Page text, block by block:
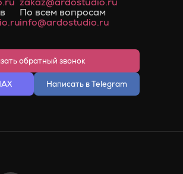
По всем вопросам
info@ardostudio.ru
обратный звонок
Написать в Telegram